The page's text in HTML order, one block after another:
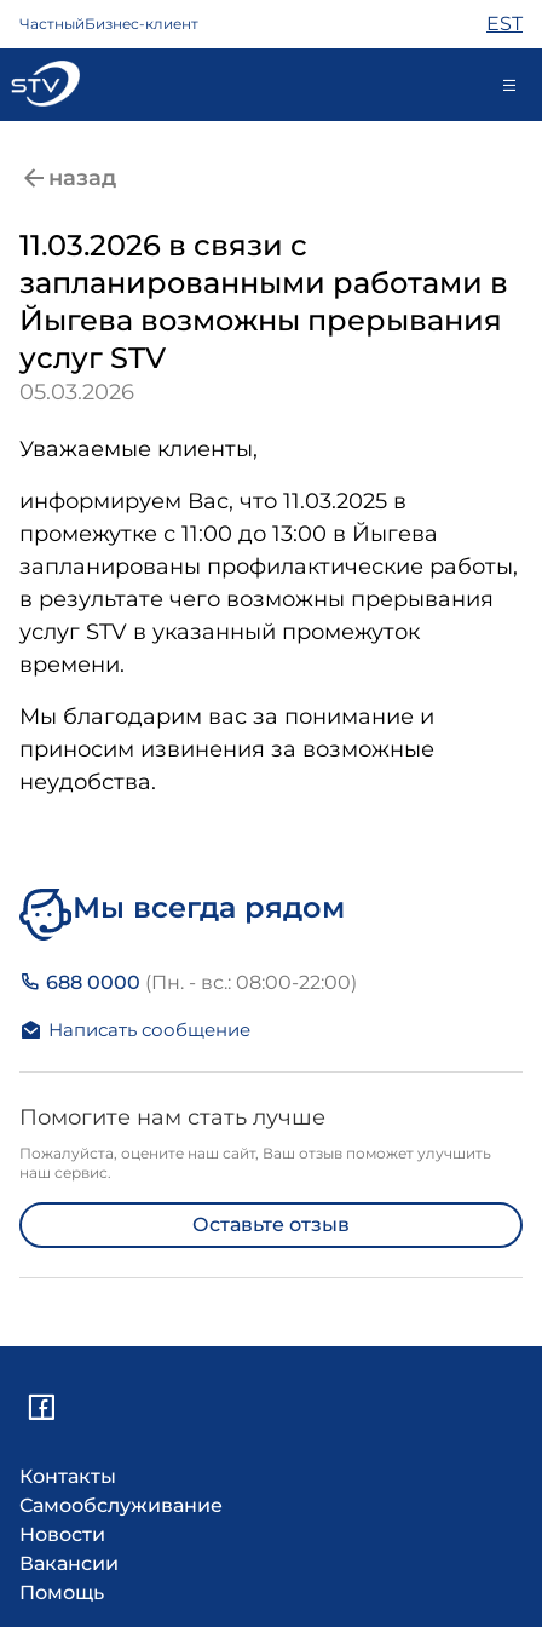
ЧастныйБизнес-клиент EST
Интернет
ТВ
Телефон
Охрана
Магазин
Новости
назад
11.03.2026 в связи с
запланированными работами в
Йыгева возможны прерывания
услуг STV
05.03.2026
Уважаемые клиенты,
информируем Вас, что 11.03.2025 в
промежутке с 11:00 до 13:00 в Йыгева
запланированы профилактические работы,
в результате чего возможны прерывания
услуг STV в указанный промежуток
времени.
Мы благодарим вас за понимание и
приносим извинения за возможные
неудобства.
Мы всегда рядом
688 0000 (Пн. - вс.: 08:00-22:00)
Написать сообщение
Помогите нам стать лучше
Пожалуйста, оцените наш сайт, Ваш отзыв поможет улучшить
наш сервис.
Оставьте отзыв
Контакты
Самообслуживание
Новости
Вакансии
Помощь